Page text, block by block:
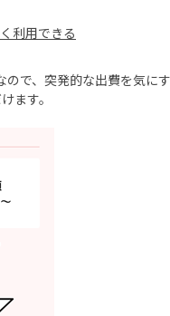
利用できる
で、突発的な出費を気にす
ます。